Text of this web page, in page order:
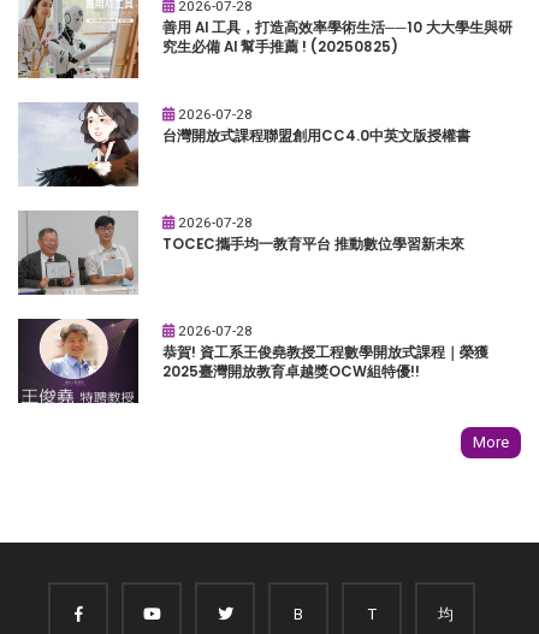
2026-07-28
善用 AI 工具，打造高效率學術生活──10 大大學生與研
究生必備 AI 幫手推薦 ! (20250825)
2026-07-28
台灣開放式課程聯盟創用CC4.0中英文版授權書
2026-07-28
TOCEC攜手均一教育平台 推動數位學習新未來
2026-07-28
恭賀! 資工系王俊堯教授工程數學開放式課程｜榮獲
2025臺灣開放教育卓越獎OCW組特優!!
More
B T 均